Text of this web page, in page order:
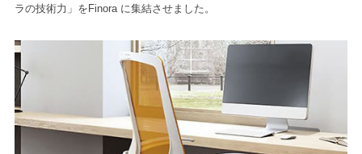
ラの技術力」をFinora に集結させました。